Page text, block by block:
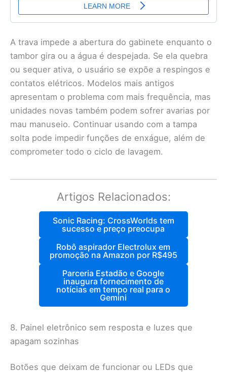
A trava impede a abertura do gabinete enquanto o
tambor gira ou a água é despejada. Se ela quebra
ou sequer ativa, o usuário se expõe a respingos e
contatos elétricos. Modelos mais antigos
apresentam o problema com mais frequência, mas
unidades novas também podem sofrer avarias por
mau manuseio. Continuar usando com a tampa
solta pode impedir funções de enxágue, além de
comprometer todo o ciclo de lavagem.
Artigos Relacionados:
Sonic Racing: CrossWorlds tem
sucesso e preço preocupa
Robô aspirador Electrolux em
promoção na Amazon por R$495
Parceria Estadão e Google
inaugura fornecimento de
notícias em tempo real para o
Gemini
8. Painel eletrônico sem resposta e luzes que
apagam sozinhas
Botões que deixam de funcionar ou LEDs que